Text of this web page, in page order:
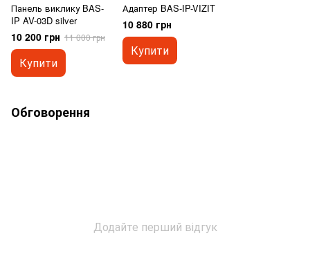
Панель виклику BAS-
IP AV-03D silver
10 200 грн 11 000 грн
Купити
Адаптер BAS-IP-VIZIT
10 880 грн
Купити
Обговорення
Додайте перший відгук